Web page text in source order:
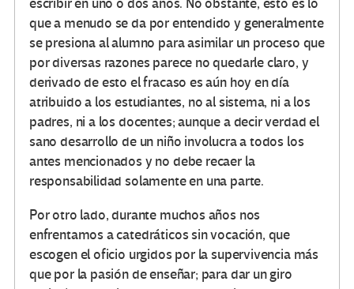
escribir en uno o dos años. No obstante, esto es lo
que a menudo se da por entendido y generalmente
se presiona al alumno para asimilar un proceso que
por diversas razones parece no quedarle claro, y
derivado de esto el fracaso es aún hoy en día
atribuido a los estudiantes, no al sistema, ni a los
padres, ni a los docentes; aunque a decir verdad el
sano desarrollo de un niño involucra a todos los
antes mencionados y no debe recaer la
responsabilidad solamente en una parte.
Por otro lado, durante muchos años nos
enfrentamos a catedráticos sin vocación, que
escogen el oficio urgidos por la supervivencia más
que por la pasión de enseñar; para dar un giro